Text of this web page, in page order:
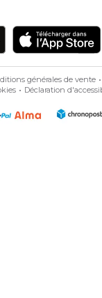
générales de vente
Déclaration